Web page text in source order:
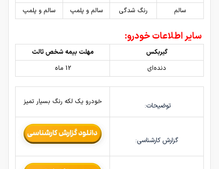
سالم
رنگ شدگی سالم و پلمپ سالم و پلمپ
سایر اطلاعات خودرو:
گیربکس
مهلت بیمه شخص ثالث
دنده‌ای
12 ماه
توضیحات: خودرو یک لکه رنگ بسیار تمیز
گزارش کارشناسی: